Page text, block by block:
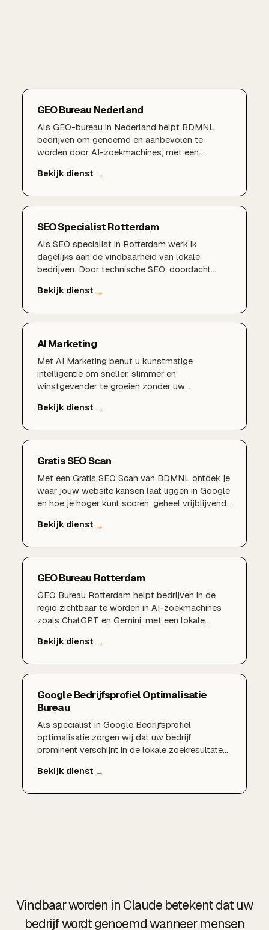
GEO Bureau Nederland
Als GEO-bureau in Nederland helpt BDMNL
bedrijven om genoemd en aanbevolen te
worden door AI-zoekmachines, met een
SEO Specialist Rotterdam
Als SEO specialist in Rotterdam werk ik
dagelijks aan de vindbaarheid van lokale
bedrijven. Door technische SEO, doordacht
Bedrijfsprofiel en lokale content te combineren,
AI Marketing
Met AI Marketing benut u kunstmatige
intelligentie om sneller, slimmer en
winstgevender te groeien zonder uw
marketingstrategieSlimme content met
marketingbudget
Gratis SEO Scan
Met een Gratis SEO Scan van BDMNL ontdek je
waar jouw website kansen laat liggen in Google
en hoe je hoger kunt scoren, geheel vrijblijvend
GEO Bureau Rotterdam
GEO Bureau Rotterdam helpt bedrijven in de
regio zichtbaar te worden in AI-zoekmachines
zoals ChatGPT en Gemini, met een lokale
Google Bedrijfsprofiel Optimalisatie
Bureau
Als specialist in Google Bedrijfsprofiel
optimalisatie zorgen wij dat uw bedrijf
prominent verschijnt in de lokale zoekresultaten
profiel en sterke reviews tot lokale
Vindbaar worden in Claude betekent dat uw
bedrijf wordt genoemd wanneer mensen